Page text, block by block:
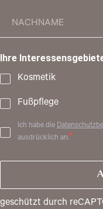
Ihre
Kosmetik
Fußpflege
Ich habe die
ausdrücklich an.
geschützt durch